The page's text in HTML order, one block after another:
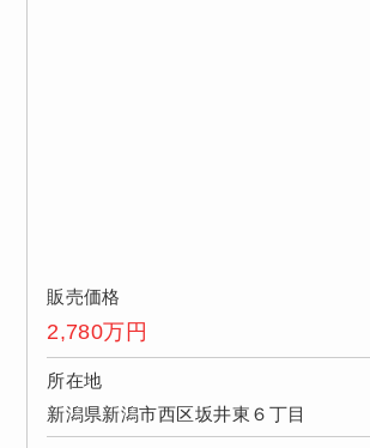
販売価格
2,780万円
所在地
新潟県新潟市西区坂井東６丁目